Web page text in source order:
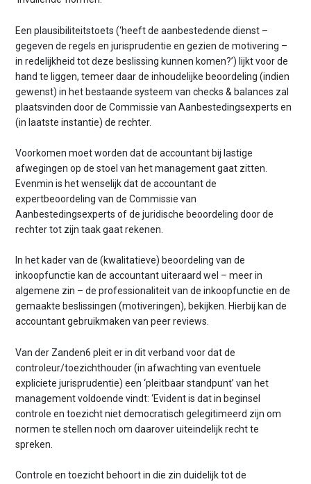
Een plausibiliteitstoets (‘heeft de aanbestedende dienst –
gegeven de regels en jurisprudentie en gezien de motivering –
in redelijkheid tot deze beslissing kunnen komen?’) lijkt voor de
hand te liggen, temeer daar de inhoudelijke beoordeling (indien
gewenst) in het bestaande systeem van checks & balances zal
plaatsvinden door de Commissie van Aanbestedingsexperts en
(in laatste instantie) de rechter.
Voorkomen moet worden dat de accountant bij lastige
afwegingen op de stoel van het management gaat zitten.
Evenmin is het wenselijk dat de accountant de
expertbeoordeling van de Commissie van
Aanbestedingsexperts of de juridische beoordeling door de
rechter tot zijn taak gaat rekenen.
In het kader van de (kwalitatieve) beoordeling van de
inkoopfunctie kan de accountant uiteraard wel – meer in
algemene zin – de professionaliteit van de inkoopfunctie en de
gemaakte beslissingen (motiveringen), bekijken. Hierbij kan de
accountant gebruikmaken van peer reviews.
Van der Zanden6 pleit er in dit verband voor dat de
controleur/toezichthouder (in afwachting van eventuele
expliciete jurisprudentie) een ‘pleitbaar standpunt’ van het
management voldoende vindt: ‘Evident is dat in beginsel
controle en toezicht niet democratisch gelegitimeerd zijn om
normen te stellen noch om daarover uiteindelijk recht te
spreken.
Controle en toezicht behoort in die zin duidelijk tot de